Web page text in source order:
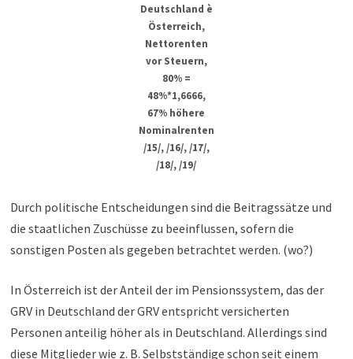
Deutschland è
Österreich,
Nettorenten
vor Steuern,
80% =
48%*1,6666,
67% höhere
Nominalrenten
/15/, /16/, /17/,
/18/, /19/
Durch politische Entscheidungen sind die Beitragssätze und
die staatlichen Zuschüsse zu beeinflussen, sofern die
sonstigen Posten als gegeben betrachtet werden. (wo?)
In Österreich ist der Anteil der im Pensionssystem, das der
GRV in Deutschland der GRV entspricht versicherten
Personen anteilig höher als in Deutschland. Allerdings sind
diese Mitglieder wie z. B. Selbstständige schon seit einem